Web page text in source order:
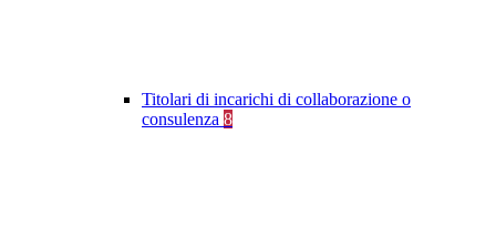
Titolari di incarichi di collaborazione o
consulenza 8